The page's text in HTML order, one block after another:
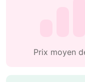
Prix moyen